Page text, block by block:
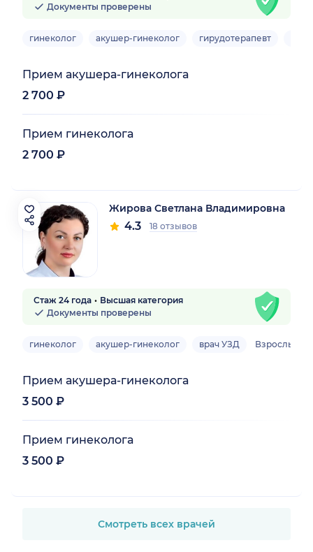
Документы проверены
гинеколог акушер-гинеколог гирудотерапевт
Прием акушера-гинеколога
2 700 ₽
Прием гинеколога
2 700 ₽
Жирова Светлана Владимировна
4.3 18 отзывов
Стаж 24 года
Высшая категория
Документы проверены
гинеколог акушер-гинеколог врач УЗД Взрослый
Прием акушера-гинеколога
3 500 ₽
Прием гинеколога
3 500 ₽
Смотреть всех врачей